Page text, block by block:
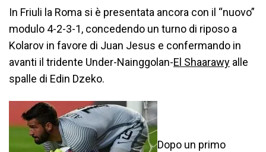
In Friuli la Roma si è presentata ancora con il “nuovo”
modulo 4-2-3-1, concedendo un turno di riposo a
Kolarov in favore di Juan Jesus e confermando in
avanti il tridente Under-Nainggolan-El Shaarawy alle
spalle di Edin Dzeko.
Dopo un primo